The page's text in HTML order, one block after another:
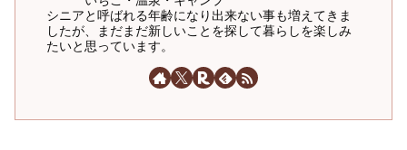
シニアと呼ばれる年齢になり出来ない事も増えてきま
したが、まだまだ新しいことを探して暮らしを楽しみ
たいと思っています。